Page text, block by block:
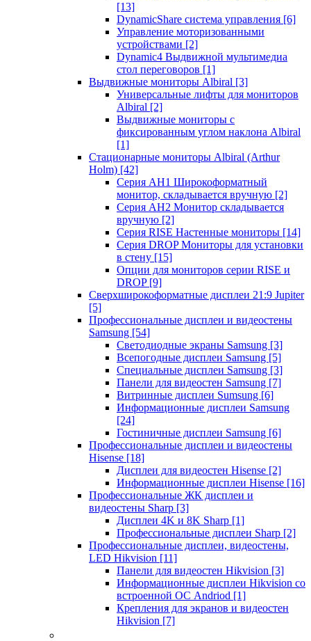
[13]
DynamicShare система управления [6]
Управление моторизованными
устройствами [2]
Dynamic4 Выдвижной мультимедиа
стол переговоров [1]
Выдвижные мониторы Albiral [3]
Универсальные лифты для мониторов
Albiral [2]
Выдвижные мониторы с
фиксированным углом наклона Albiral
[1]
Стационарные мониторы Albiral (Arthur
Holm) [42]
Серия AH1 Широкоформатный
монитор, складывается вручную [2]
Серия AH2 Монитор складывается
вручную [2]
Серия RISE Настенные мониторы [14]
Серия DROP Мониторы для установки
в стену [15]
Опции для мониторов серии RISE и
DROP [9]
Сверхширокоформатные дисплеи 21:9 Jupiter
[5]
Профессиональные дисплеи и видеостены
Samsung [54]
Светодиодные экраны Samsung [3]
Всепогодные дисплеи Samsung [5]
Специальные дисплеи Samsung [3]
Панели для видеостен Samsung [7]
Витринные дисплеи Sumsung [6]
Информационные дисплеи Samsung
[24]
Гостиничные дисплеи Samsung [6]
Профессиональные дисплеи и видеостены
Hisense [18]
Дисплеи для видеостен Hisense [2]
Информационные дисплеи Hisense [16]
Профессиональные ЖК дисплеи и
видеостены Sharp [3]
Дисплеи 4K и 8K Sharp [1]
Профессиональные дисплеи Sharp [2]
Профессиональные дисплеи, видеостены,
LED Hikvision [11]
Панели для видеостен Hikvision [3]
Информационные дисплеи Hikvision со
встроенной ОС Andriod [1]
Крепления для экранов и видеостен
Hikvision [7]